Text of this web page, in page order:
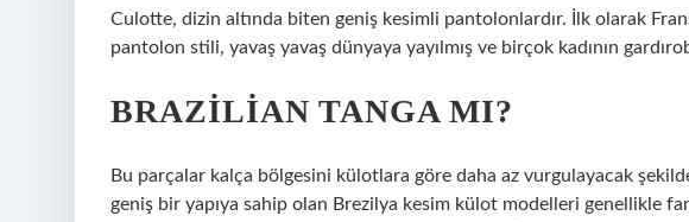
Culotte, dizin altında biten geniş kesimli pantolonlardır. İlk olarak
pantolon stili, yavaş yavaş dünyaya yayılmış ve birçok kadının
BRAZILIAN TANGA MI?
Bu parçalar kalça bölgesini külotlara göre daha az vurgulayacak
geniş bir yapıya sahip olan Brezilya kesim külot modelleri genellikle